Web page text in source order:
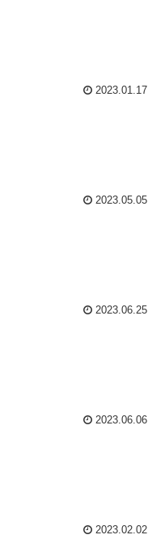
2023.01.17
2023.05.05
2023.06.25
2023.06.06
2023.02.02